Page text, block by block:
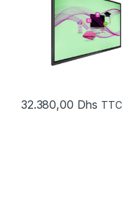
32.380,00 Dhs TTC